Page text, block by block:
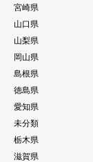
宮崎県
山口県
山梨県
岡山県
島根県
徳島県
愛知県
未分類
栃木県
滋賀県